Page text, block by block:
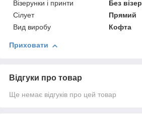
Візерунки і принти
Без
Сілует
Прямий
Вид виробу
Кофта
Приховати
Відгуки про товар
Ще немає відгуків про цей товар